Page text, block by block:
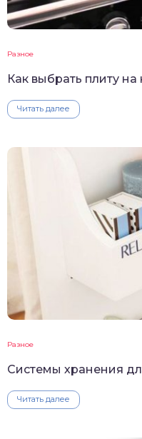
Разное
Как выбрать плиту на
Читать далее
Разное
Системы хранения
Читать далее